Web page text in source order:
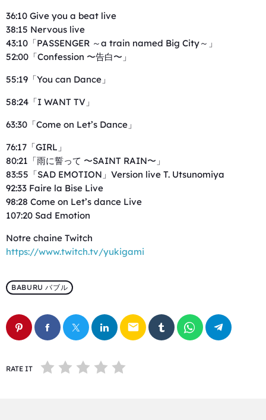
36:10 Give you a beat live
38:15 Nervous live
43:10「PASSENGER ～a train named Big City～」
52:00「Confession 〜告白〜」
55:19「You can Dance」
58:24「I WANT TV」
63:30「Come on Let’s Dance」
76:17「GIRL」
80:21「雨に誓って 〜SAINT RAIN〜」
83:55「SAD EMOTION」Version live T. Utsunomiya
92:33 Faire la Bise Live
98:28 Come on Let’s dance Live
107:20 Sad Emotion
Notre chaine Twitch
https://www.twitch.tv/yukigami
BABURU バブル
email
RATE IT